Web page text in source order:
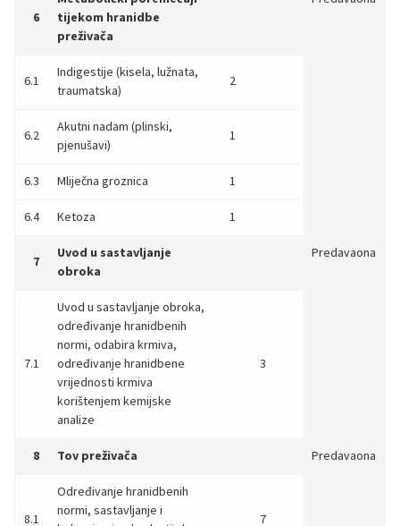
6
tijekom hranidbe
preživača
6.1
Indigestije (kisela, lužnata,
traumatska)
2
6.2
Akutni nadam (plinski,
pjenušavi)
1
6.3 Mliječna groznica 1
6.4 Ketoza 1
7
Uvod u sastavljanje
obroka
Predavaona
7.1
Uvod u sastavljanje obroka,
određivanje hranidbenih
normi, odabira krmiva,
određivanje hranidbene
vrijednosti krmiva
korištenjem kemijske
analize
3
8 Tov preživača Predavaona
8.1
Određivanje hranidbenih
normi, sastavljanje i
7